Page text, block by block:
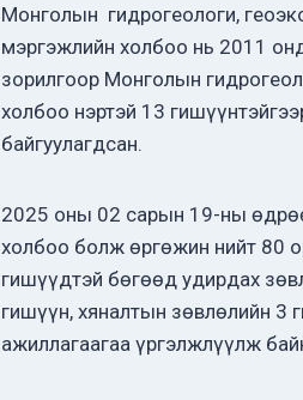
Монголын гидрогеологи,
мэргэжлийн холбоо нь 2011
зорилгоор Монголын
холбоо нэртэй 13
байгуулагдсан.
2025 оны 02 сарын 19-ны
холбоо болж өргөжин нийт 80
гишүүдтэй бөгөөд удирдах
гишүүн, хяналтын зөвлөлийн 3
ажиллагаагаа үргэлжлүүлж